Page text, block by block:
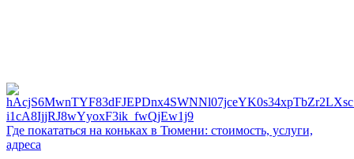
Где покататься на коньках в Тюмени: стоимость, услуги,
адреса